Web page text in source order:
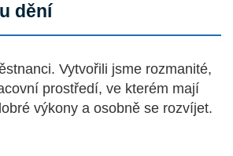
dění
Vytvořili jsme rozmanité,
prostředí, ve kterém mají
výkony a osobně se rozvíjet.